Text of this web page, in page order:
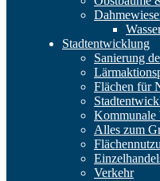
Stadtentwicklung
Sanierung
Flächen für
Kommunale
Alles zum
Verkehr